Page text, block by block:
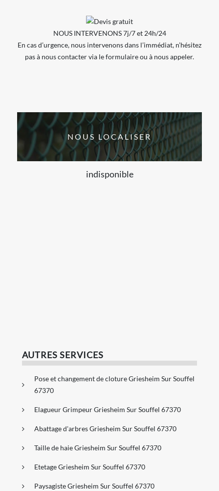
NOUS INTERVENONS 7j/7 et 24h/24
En cas d’urgence, nous intervenons dans l’immédiat, n’hésitez
pas à nous contacter via le formulaire ou à nous appeler.
NOUS LOCALISER
indisponible
AUTRES SERVICES
Pose et changement de cloture Griesheim Sur Souffel
67370
Elagueur Grimpeur Griesheim Sur Souffel 67370
Abattage d'arbres Griesheim Sur Souffel 67370
Taille de haie Griesheim Sur Souffel 67370
Etetage Griesheim Sur Souffel 67370
Paysagiste Griesheim Sur Souffel 67370